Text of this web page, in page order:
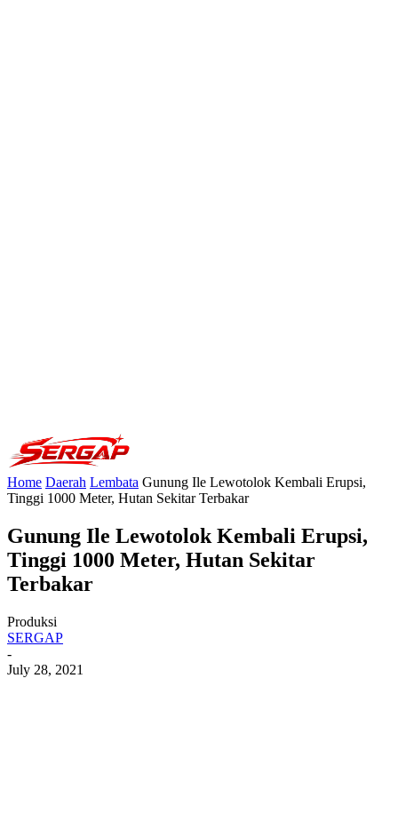
Home Daerah Lembata Gunung Ile Lewotolok Kembali Erupsi,
Tinggi 1000 Meter, Hutan Sekitar Terbakar
Gunung Ile Lewotolok Kembali Erupsi,
Tinggi 1000 Meter, Hutan Sekitar
Terbakar
Produksi
SERGAP
-
July 28, 2021